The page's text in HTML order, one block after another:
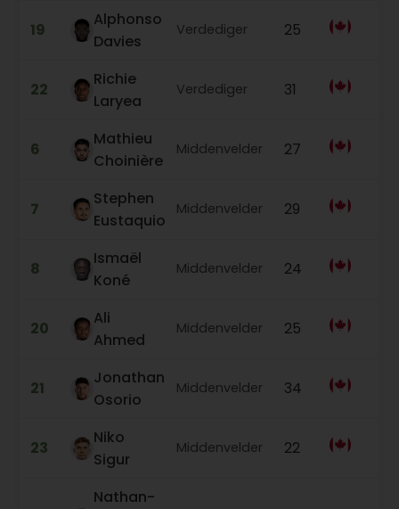
19
Alphonso
Davies
Verdediger 25
22
Richie
Laryea
Verdediger 31
6
Mathieu
Choinière
Middenvelder 27
7
Stephen
Eustaquio
Middenvelder 29
8
Ismaël
Koné
Middenvelder 24
20
Ali
Ahmed
Middenvelder 25
21
Jonathan
Osorio
Middenvelder 34
23
Niko
Sigur
Middenvelder 22
Nathan-